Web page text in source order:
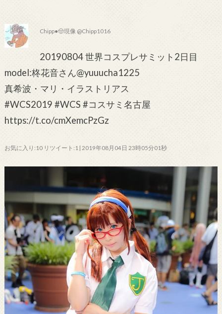
Chipp●🤠現像 @Chipp1016
20190804 世界コスプレサミット2日目
model:柊花音さん@yuuucha1225
真希波・マリ・イラストリアス
#WCS2019 #WCS #コスサミ名古屋
https://t.co/cmXemcPzGz
お気に入り:10 リツイート:1 | 2019年08月04日 23時05分01秒